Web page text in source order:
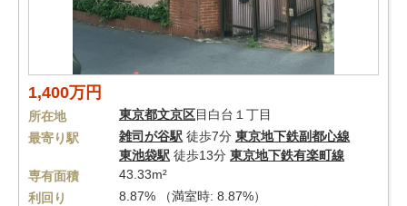
1,400万円
所在地 東京都文京区目白台１丁目
最寄り駅
雑司が谷駅 徒歩7分 東京地下鉄副都心線
東池袋駅 徒歩13分 東京地下鉄有楽町線
専有面積
43.33m²
利回り
8.87% （満室時: 8.87%）